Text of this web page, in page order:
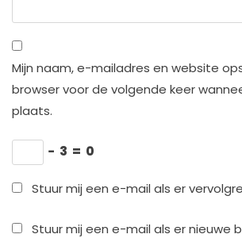
Mijn naam, e-mailadres en website
browser voor de volgende keer
plaats.
− 3 = 0
Stuur mij een e-mail als er
Stuur mij een e-mail als er nieuwe